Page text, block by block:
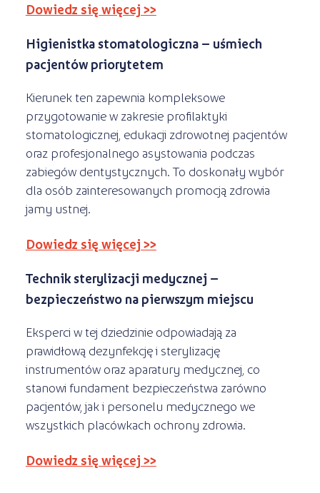
Dowiedz się więcej >>
Higienistka stomatologiczna – uśmiech
pacjentów priorytetem
Kierunek ten zapewnia kompleksowe
przygotowanie w zakresie profilaktyki
stomatologicznej, edukacji zdrowotnej pacjentów
oraz profesjonalnego asystowania podczas
zabiegów dentystycznych. To doskonały wybór
dla osób zainteresowanych promocją zdrowia
jamy ustnej.
Dowiedz się więcej >>
Technik sterylizacji medycznej –
bezpieczeństwo na pierwszym miejscu
Eksperci w tej dziedzinie odpowiadają za
prawidłową dezynfekcję i sterylizację
instrumentów oraz aparatury medycznej, co
stanowi fundament bezpieczeństwa zarówno
pacjentów, jak i personelu medycznego we
wszystkich placówkach ochrony zdrowia.
Dowiedz się więcej >>